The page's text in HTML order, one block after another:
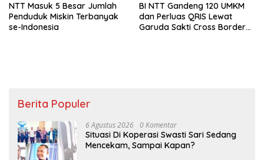
NTT Masuk 5 Besar Jumlah
Penduduk Miskin Terbanyak
se-Indonesia
BI NTT Gandeng 120 UMKM
dan Perluas QRIS Lewat
Garuda Sakti Cross Border
Berita Populer
6 Agustus 2026 0 Komentar
Situasi Di Koperasi Swasti Sari Sedang
Mencekam, Sampai Kapan?